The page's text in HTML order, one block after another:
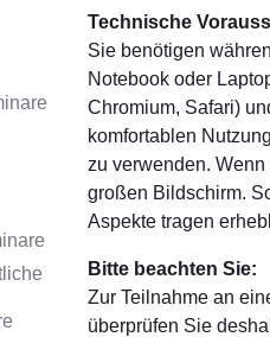
Technische
Sie benötigen
Notebook oder
Chromium, Safari)
komfortablen
zu verwenden.
großen Bildschirm.
Aspekte tragen
Bitte beachten Sie:
Zur Teilnahme an
überprüfen Sie